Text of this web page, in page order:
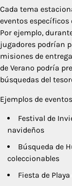
Cada tema
eventos
Por ejemplo,
jugadores podrían
misiones de
de Verano podría
búsquedas del
Ejemplos de
Festival de
navideños
Búsqueda de
coleccionables
Fiesta de